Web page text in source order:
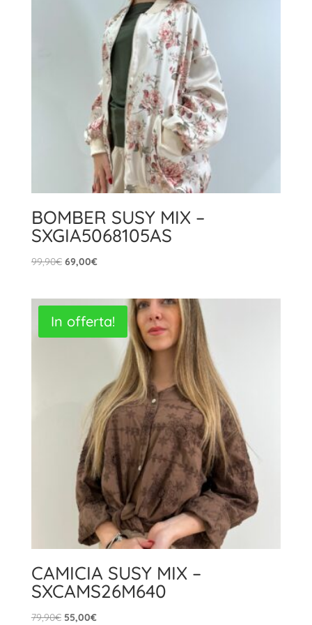
BOMBER SUSY MIX –
SXGIA5068105AS
99,90€ Il
era:
99,90€.
69,00€Il
è:
69,00€.
In offerta!
CAMICIA SUSY MIX –
SXCAMS26M640
79,90€ Il
55,00€Il